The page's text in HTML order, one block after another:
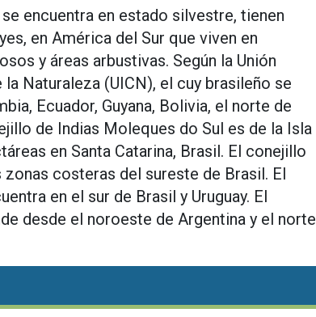
encuentra en estado silvestre, tienen
en América del Sur que viven en
y áreas arbustivas. Según la Unión
Naturaleza (UICN), el cuy brasileño se
Ecuador, Guyana, Bolivia, el norte de
de Indias Moleques do Sul es de la Isla
en Santa Catarina, Brasil. El conejillo
costeras del sureste de Brasil. El
en el sur de Brasil y Uruguay. El
desde el noroeste de Argentina y el norte